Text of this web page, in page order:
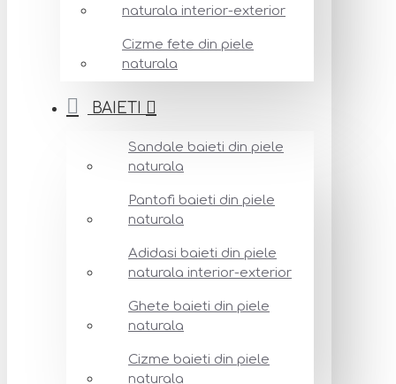
naturala interior-exterior
Cizme fete din piele
naturala
BAIETI
Sandale baieti din piele
naturala
Pantofi baieti din piele
naturala
Adidasi baieti din piele
naturala interior-exterior
Ghete baieti din piele
naturala
Cizme baieti din piele
naturala